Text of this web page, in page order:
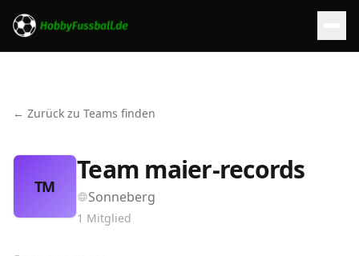
← Zurück zu Teams finden
TM
Team maier-records
Sonneberg
1 Mitglied